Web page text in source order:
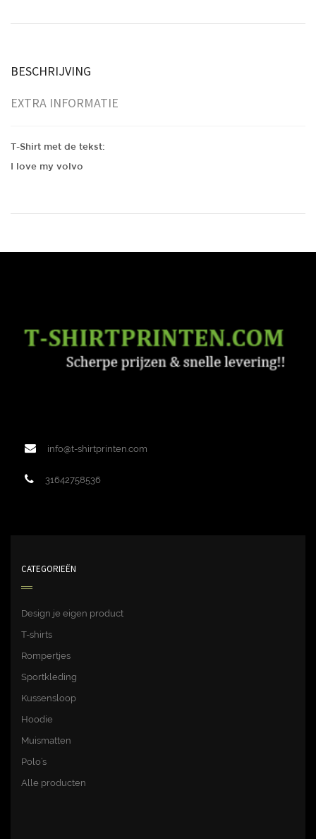
BESCHRIJVING
EXTRA INFORMATIE
T-Shirt met de tekst:
I love my volvo
info@t-shirtprinten.com
31642758536
CATEGORIEËN
Design je eigen product
T-shirts
Rompertjes
Sportkleding
Kussensloop
Hoodie
Muismatten
Polo’s
Alle producten